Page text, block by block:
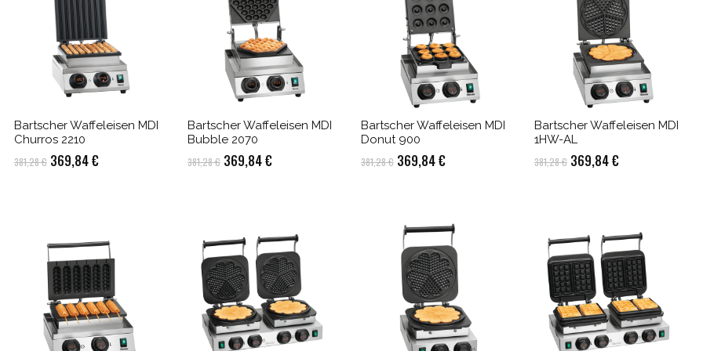
Bartscher Waffeleisen MDI
Churros 2210
381,28€ Ursprünglicher
369,84€Aktueller
Bartscher Waffeleisen MDI
Bubble 2070
381,28€ Ursprünglicher
369,84€Aktueller
Bartscher Waffeleisen MDI
Donut 900
381,28€ Ursprünglicher
381,28 €
369,84€Aktueller
369,84 €.
Bartscher Waffeleisen MDI
1HW-AL
381,28€ Ursprünglicher
369,84€Aktueller